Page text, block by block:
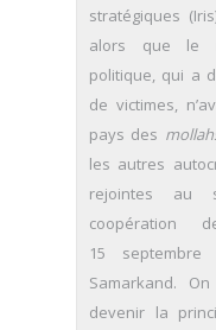
stratégiques
alors que le
politique, qui a
de victimes,
pays des
les autres
rejointes au
coopération
15
Samarkand.
devenir la